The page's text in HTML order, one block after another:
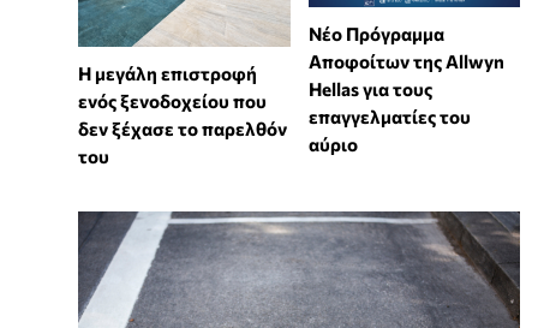
Η μεγάλη επιστροφή
ενός ξενοδοχείου που
δεν ξέχασε το παρελθόν
του
Νέο Πρόγραμμα
Αποφοίτων της Allwyn
Hellas για τους
επαγγελματίες του
αύριο